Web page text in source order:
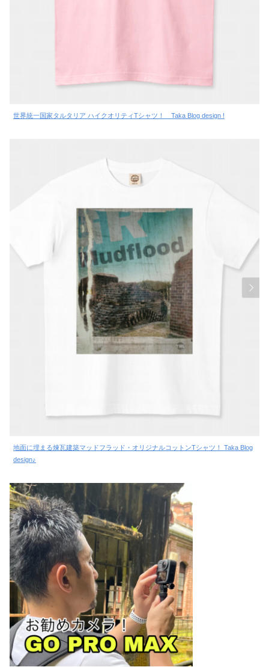
世界統一国家タルタリア ハイクオリティTシャツ！ Taka Blog design !
地面に埋まる煉瓦建築マッドフラッド・オリジナルコットンTシャツ！ Taka Blog
design♪